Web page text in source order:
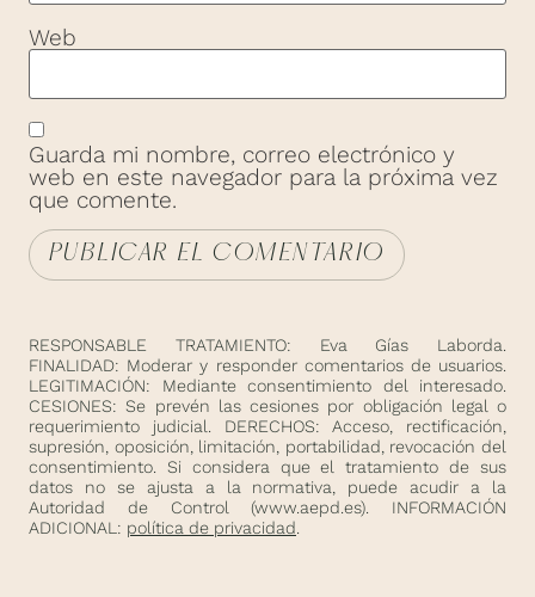
Web
Guarda mi nombre, correo electrónico y
web en este navegador para la próxima vez
que comente.
RESPONSABLE TRATAMIENTO: Eva Gías Laborda.
FINALIDAD: Moderar y responder comentarios de usuarios.
LEGITIMACIÓN: Mediante consentimiento del interesado.
CESIONES: Se prevén las cesiones por obligación legal o
requerimiento judicial. DERECHOS: Acceso, rectificación,
supresión, oposición, limitación, portabilidad, revocación del
consentimiento. Si considera que el tratamiento de sus
datos no se ajusta a la normativa, puede acudir a la
Autoridad de Control (www.aepd.es). INFORMACIÓN
ADICIONAL: política de privacidad